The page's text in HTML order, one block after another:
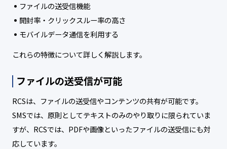
ファイルの送受信機能
開封率・クリックスルー率の高さ
モバイルデータ通信を利用する
これらの特徴について詳しく解説します。
ファイルの送受信が可能
RCSは、ファイルの送受信やコンテンツの共有が可能です。
SMSでは、原則としてテキストのみのやり取りに限られていま
すが、RCSでは、PDFや画像といったファイルの送受信にも対
応しています。